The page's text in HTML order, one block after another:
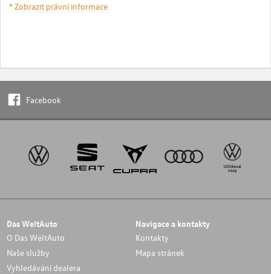
* Zobrazit právní informace
Facebook
Das WeltAuto
O Das WeltAuto
Naše služby
Vyhledávání dealera
Navigace a kontakty
Kontakty
Mapa stránek